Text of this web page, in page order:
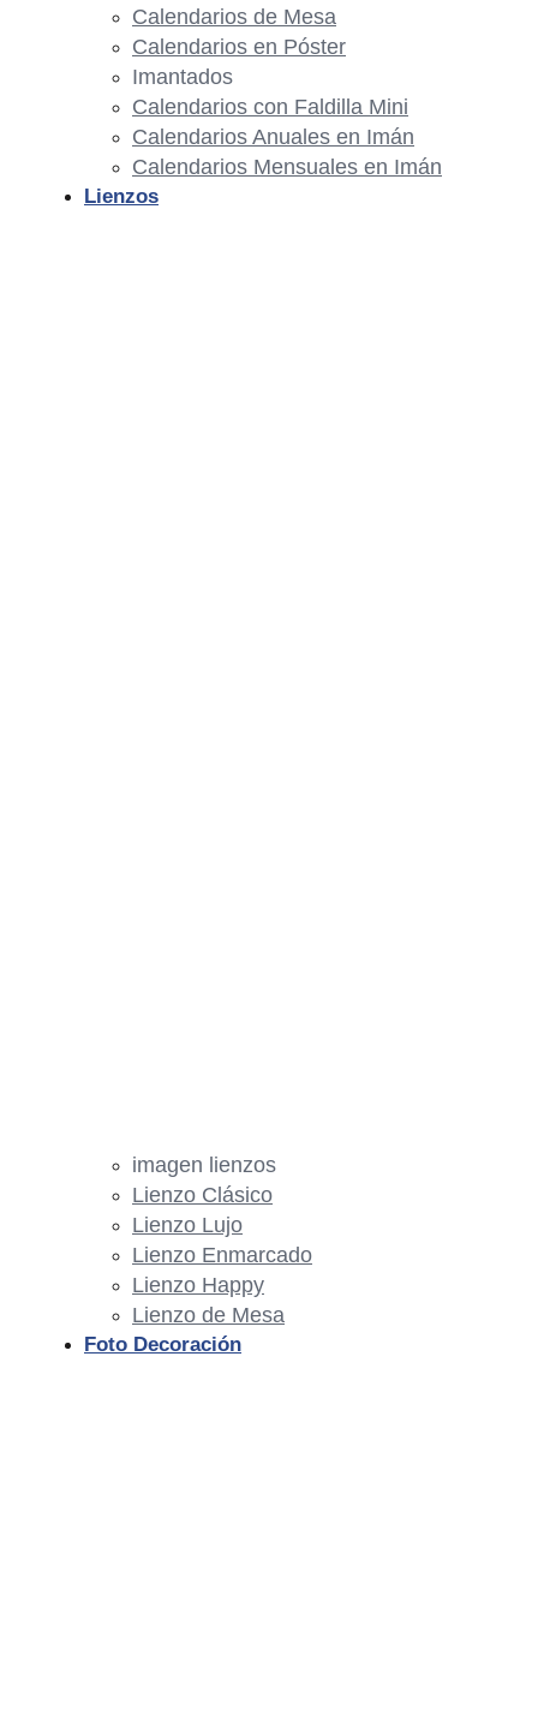
Calendarios de Mesa
Calendarios en Póster
Imantados
Calendarios con Faldilla Mini
Calendarios Anuales en Imán
Calendarios Mensuales en Imán
Lienzos
imagen lienzos
Lienzo Clásico
Lienzo Lujo
Lienzo Enmarcado
Lienzo Happy
Lienzo de Mesa
Foto Decoración